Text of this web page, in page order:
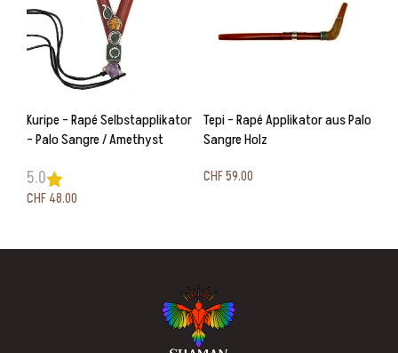
Kuripe – Rapé Selbstapplikator
– Palo Sangre / Amethyst
5.0
CHF48.00
Tepi – Rapé Applikator aus Palo
Sangre Holz
CHF59.00